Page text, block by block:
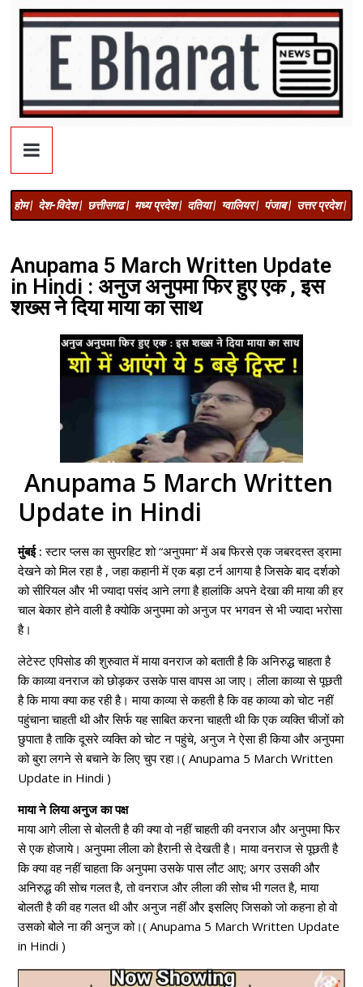
होम | देश-विदेश | छत्तीसगढ | मध्य प्रदेश | दतिया | ग्वालियर | पंजाब | उत्तर प्रदेश |
Anupama 5 March Written Update
in Hindi : अनुज अनुपमा फिर हुए एक , इस
शख्स ने दिया माया का साथ
Anupama 5 March Written
Update in Hindi
मुंबई : स्टार प्लस का सुपरहिट शो “अनुपमा” में अब फिरसे एक जबरदस्त ड्रामा
देखने को मिल रहा है , जहा कहानी में एक बड़ा टर्न आगया है जिसके बाद दर्शको
को सीरियल और भी ज्यादा पसंद आने लगा है हालांकि अपने देखा की माया की हर
चाल बेकार होने वाली है क्योकि अनुपमा को अनुज पर भगवन से भी ज्यादा भरोसा
है।
लेटेस्ट एपिसोड की शुरुवात में माया वनराज को बताती है कि अनिरुद्ध चाहता है
कि काव्या वनराज को छोड़कर उसके पास वापस आ जाए। लीला काव्या से पूछती
है कि माया क्या कह रही है। माया काव्या से कहती है कि वह काव्या को चोट नहीं
पहुंचाना चाहती थी और सिर्फ यह साबित करना चाहती थी कि एक व्यक्ति चीजों को
छुपाता है ताकि दूसरे व्यक्ति को चोट न पहुंचे, अनुज ने ऐसा ही किया और अनुपमा
को बुरा लगने से बचाने के लिए चुप रहा।( Anupama 5 March Written
Update in Hindi )
माया ने लिया अनुज का पक्ष
माया आगे लीला से बोलती है की क्या वो नहीं चाहती की वनराज और अनुपमा फिर
से एक होजाये। अनुपमा लीला को हैरानी से देखती है। माया वनराज से पूछती है
कि क्या वह नहीं चाहता कि अनुपमा उसके पास लौट आए; अगर उसकी और
अनिरुद्ध की सोच गलत है, तो वनराज और लीला की सोच भी गलत है, माया
बोलती है की वह गलत थी और अनुज नहीं और इसलिए जिसको जो कहना हो वो
उसको बोले ना की अनुज को।( Anupama 5 March Written Update
in Hindi )